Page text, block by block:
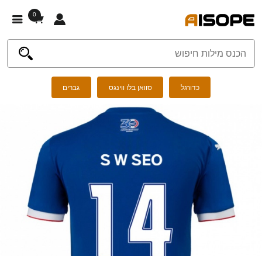
0
כדורגל סוואן בלו ווינגס גברים